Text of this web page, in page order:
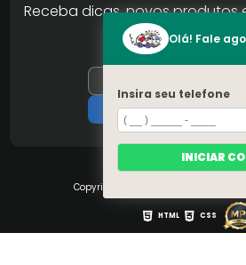
Receba dicas, novos produtos
da Reconlog
Copyright © S.O.S Pára-brisa. (Lei
HTML CSS
Olá! Fale
Insira seu telefone
INICIAR